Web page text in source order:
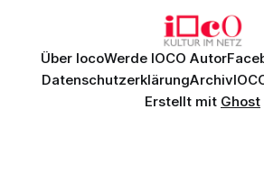
Über IocoWerde IOCO Autor
DatenschutzerklärungArchiv
Erstellt mit Ghost